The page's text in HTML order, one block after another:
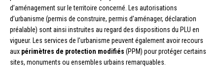
d’aménagement sur le territoire concerné. Les autorisations
d’urbanisme (permis de construire, permis d’aménager, déclaration
préalable) sont ainsi instruites au regard des dispositions du PLU en
vigueur. Les services de l’urbanisme peuvent également avoir recours
aux périmètres de protection modifiés (PPM) pour protéger certains
sites, monuments ou ensembles urbains remarquables.